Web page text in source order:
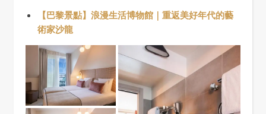
【巴黎景點】浪漫生活博物館｜重返美好年代的藝
術家沙龍